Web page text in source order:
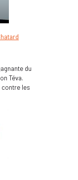
du
Téva.
contre les